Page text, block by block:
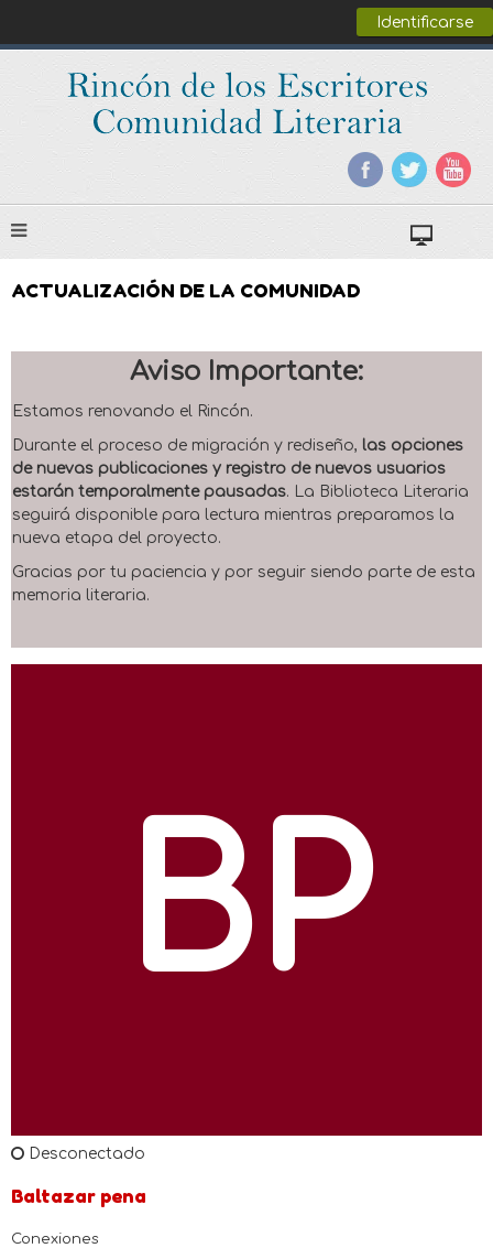
Identificarse
ACTUALIZACIÓN DE LA COMUNIDAD
Aviso Importante:
Estamos renovando el Rincón.
Durante el proceso de migración y rediseño, las opciones
de nuevas publicaciones y registro de nuevos usuarios
estarán temporalmente pausadas. La Biblioteca Literaria
seguirá disponible para lectura mientras preparamos la
nueva etapa del proyecto.
Gracias por tu paciencia y por seguir siendo parte de esta
memoria literaria.
BP
Desconectado
Baltazar pena
Conexiones